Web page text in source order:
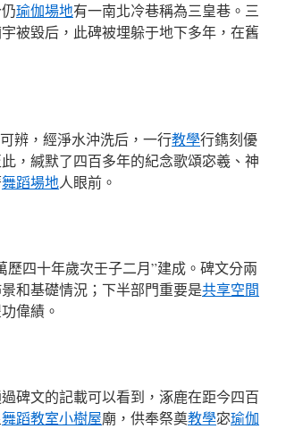
瑜伽場地有一南北冷巷稱為三皇巷。三
被毀后，此碑被埋躲于地下多年，在舊
辨，經淨水沖洗后，一行教學行鐫刻優
，緘默了四百多年的紀念歌頌宓羲、神
舞蹈場地人眼前。
歷四十年歲次壬子二月”建成。碑文分兩
和基礎情況；下半部門重要是共享空間
偉績。
碑文的記載可以看到，涿鹿在距今四百
舞蹈教室小樹屋廟，供奉祭奠教學宓瑜伽